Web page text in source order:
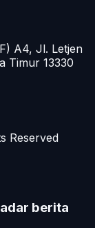
A4, Jl. Letjen
Timur 13330
Reserved
berita